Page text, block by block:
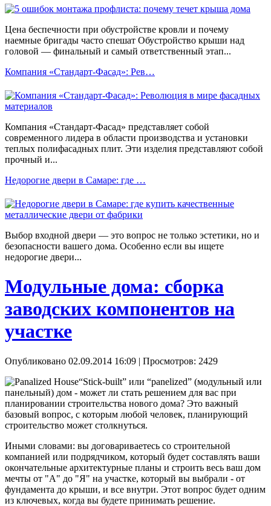
Цена беспечности при обустройстве кровли и почему
наемные бригады часто спешат Обустройство крыши над
головой — финальный и самый ответственный этап...
Компания «Стандарт-Фасад»: Рев…
Компания «Стандарт-Фасад» представляет собой
современного лидера в области производства и установки
теплых полифасадных плит. Эти изделия представляют собой
прочный и...
Недорогие двери в Самаре: где …
Выбор входной двери — это вопрос не только эстетики, но и
безопасности вашего дома. Особенно если вы ищете
недорогие двери...
Модульные дома: сборка
заводских компонентов на
участке
Опубликовано 02.09.2014 16:09 | Просмотров: 2429
“Stick-built” или “panelized” (модульный или
панельный) дом - может ли стать решением для вас при
планировании строительства нового дома? Это важный
базовый вопрос, с которым любой человек, планирующий
строительство может столкнуться.
Иными словами: вы договариваетесь со строительной
компанией или подрядчиком, который будет составлять ваши
окончательные архитектурные планы и строить весь ваш дом
мечты от "А" до "Я" на участке, который вы выбрали - от
фундамента до крыши, и все внутри. Этот вопрос будет одним
из ключевых, когда вы будете принимать решение.